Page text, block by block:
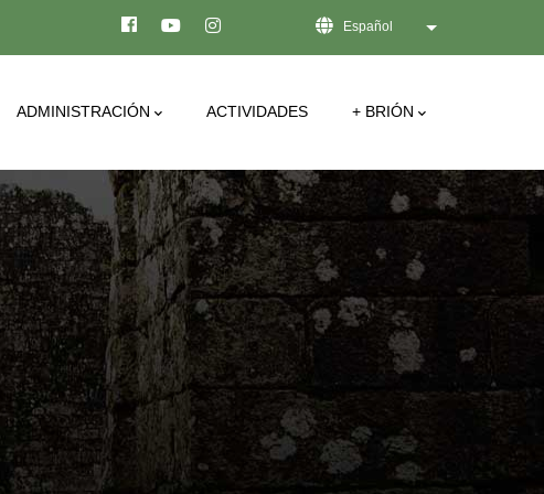
Español Lista adicional de
ADMINISTRACIÓN ACTIVIDADES + BRIÓN